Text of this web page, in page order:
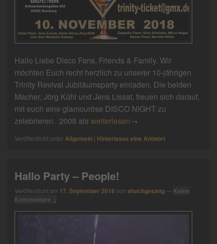
Hallo Liebe Disco Fans, Friends & Family. Wir
möchten Euch recht herzlich zu unserer 10-jährigen
Trinity Revival Jubiläumsparty einladen. Die beiden
Macher, Jörg Kühl und Jens Lissat, freuen sich darauf,
mit euch eine glamouröse DISCO NIGHT zu
zelebrieren. 2008 als Trinity-Party am 10.11.2018
weiterlesen→
Veröffentlicht unterAllgemein | Hinterlasse eine Antwort
Hallo Party – People!
Veröffentlicht am 17. September 2018 von ahochgesang— Keine
Kommentare ↓